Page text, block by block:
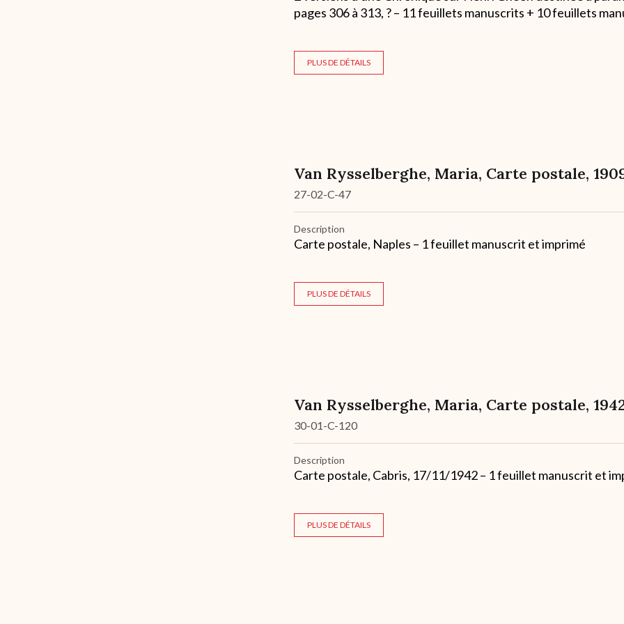
pages 306 à 313, ? – 11 feuillets manuscrits + 10 feuillets
PLUS DE DÉTAILS
Van Rysselberghe, Maria, Carte postale,
27-02-C-47
Description
Carte postale, Naples – 1 feuillet manuscrit et imprimé
PLUS DE DÉTAILS
Van Rysselberghe, Maria, Carte postale,
30-01-C-120
Description
Carte postale, Cabris, 17/11/1942 – 1 feuillet manuscrit et
PLUS DE DÉTAILS